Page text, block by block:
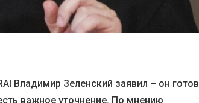
Владимир Зеленский заявил – он готов
важное уточнение. По мнению